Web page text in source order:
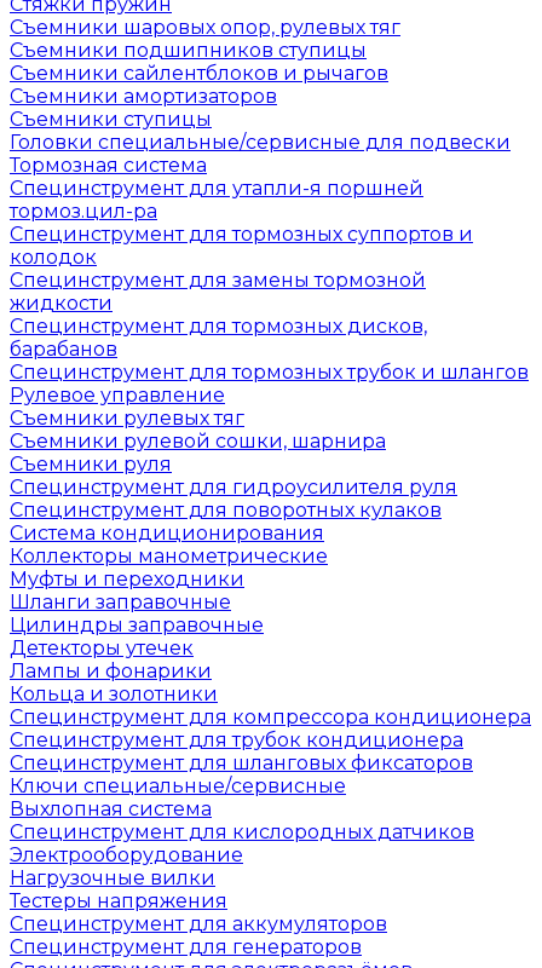
Съемники шаровых опор, рулевых тяг
Съемники подшипников ступицы
Съемники сайлентблоков и рычагов
Съемники амортизаторов
Съемники ступицы
Головки специальные/сервисные для подвески
Тормозная система
Специнструмент для утапли-я поршней
тормоз.цил-ра
Специнструмент для тормозных суппортов и
колодок
Специнструмент для замены тормозной
жидкости
Специнструмент для тормозных дисков,
барабанов
Специнструмент для тормозных трубок и шлангов
Рулевое управление
Съемники рулевых тяг
Съемники рулевой сошки, шарнира
Съемники руля
Специнструмент для гидроусилителя руля
Специнструмент для поворотных кулаков
Система кондиционирования
Коллекторы манометрические
Муфты и переходники
Шланги заправочные
Цилиндры заправочные
Детекторы утечек
Лампы и фонарики
Кольца и золотники
Специнструмент для компрессора кондиционера
Специнструмент для трубок кондиционера
Специнструмент для шланговых фиксаторов
Ключи специальные/сервисные
Выхлопная система
Специнструмент для кислородных датчиков
Электрооборудование
Нагрузочные вилки
Тестеры напряжения
Специнструмент для аккумуляторов
Специнструмент для генераторов